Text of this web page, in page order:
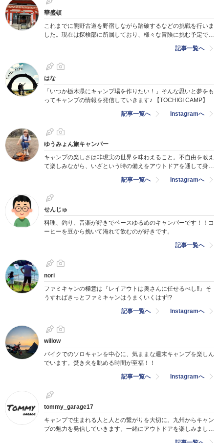
華盛頓
これまでに熊野古道を野宿しながら踏破するなどの挑戦を行いま
した。現在は探検部に所属しており、様々な冒険に挑む予定で
記事一覧へ
はな
「いつか栃木県にキャンプ場を作りたい！」そんな思いと夢をも
ってキャンプの情報を発信していきます♪ 【TOCHIGI CAMP】
記事一覧へ
Instagramへ
ゆうみょん旅キャンパー
キャンプの楽しさは非現実の世界を味わえること。不自由を敢え
て楽しみながら、いざという時の備えをアウトドアを通して身に
記事一覧へ Instagramへ
せんじゅ
料理、釣り、音楽が好きでペースゆるめのキャンパーです！！コ
ーヒーを豆から挽いて淹れて飲むのが好きです。
記事一覧へ
nori
ファミキャンの極意は『レイアウトは奥さんに任せるべし!!』そ
うすればきっとファミキャンはうまくいくはず!?
記事一覧へ
Instagramへ
willow
バイクでのソロキャンを中心に、気ままな週末キャンプを楽しん
でいます。焚き火を眺める時間が至福！！
記事一覧へ
Instagramへ
tommy_garage17
キャンプで生まれる人と人との繋がりを大切に。九州からキャン
プの魅力を発信していきます。一緒にアウトドアを楽しみましょ